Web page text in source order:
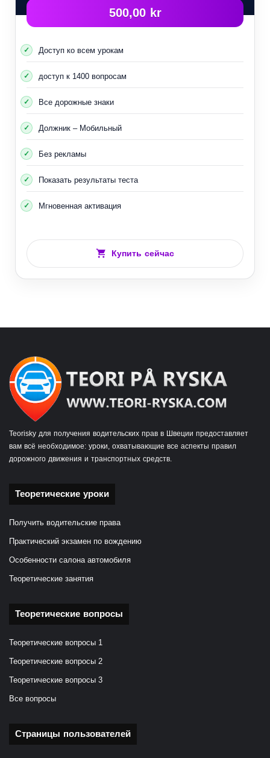
500,00 kr
Доступ ко всем урокам
доступ к 1400 вопросам
Все дорожные знаки
Должник – Мобильный
Без рекламы
Показать результаты теста
Мгновенная активация
Купить сейчас
Teorisky для получения водительских прав в Швеции предоставляет
вам всё необходимое: уроки, охватывающие все аспекты правил
дорожного движения и транспортных средств.
Теоретические уроки
Получить водительские права
Практический экзамен по вождению
Особенности салона автомобиля
Теоретические занятия
Теоретические вопросы
Теоретические вопросы 1
Теоретические вопросы 2
Теоретические вопросы 3
Все вопросы
Страницы пользователей